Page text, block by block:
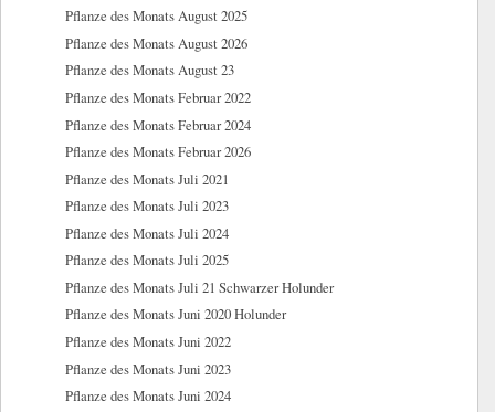
Pflanze des Monats August 2025
Pflanze des Monats August 2026
Pflanze des Monats August 23
Pflanze des Monats Februar 2022
Pflanze des Monats Februar 2024
Pflanze des Monats Februar 2026
Pflanze des Monats Juli 2021
Pflanze des Monats Juli 2023
Pflanze des Monats Juli 2024
Pflanze des Monats Juli 2025
Pflanze des Monats Juli 21 Schwarzer Holunder
Pflanze des Monats Juni 2020 Holunder
Pflanze des Monats Juni 2022
Pflanze des Monats Juni 2023
Pflanze des Monats Juni 2024